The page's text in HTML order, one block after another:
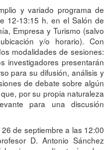
y variado programa de
12-13:15 h. en el Salón de
Empresa y Turismo (salvo
y/o horario). Con
modalidades de sesiones:
investigadores presentarán
para su difusión, análisis y
de debate sobre algún
por su propia naturaleza
para una discusión
de septiembre a las 12:00
D. Antonio Sánchez